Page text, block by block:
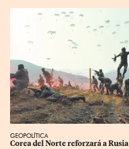
GEOPOLÍTICA
Corea del Norte reforzará a Rusia